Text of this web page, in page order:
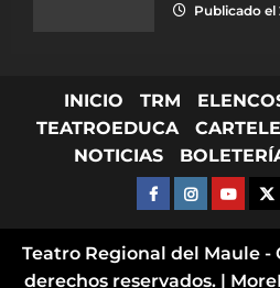
Publicado el
INICIO TRM
TEATROEDUCA
NOTICIAS
FACEBOOKX
Teatro Regional del Maule -
derechos reservados. |